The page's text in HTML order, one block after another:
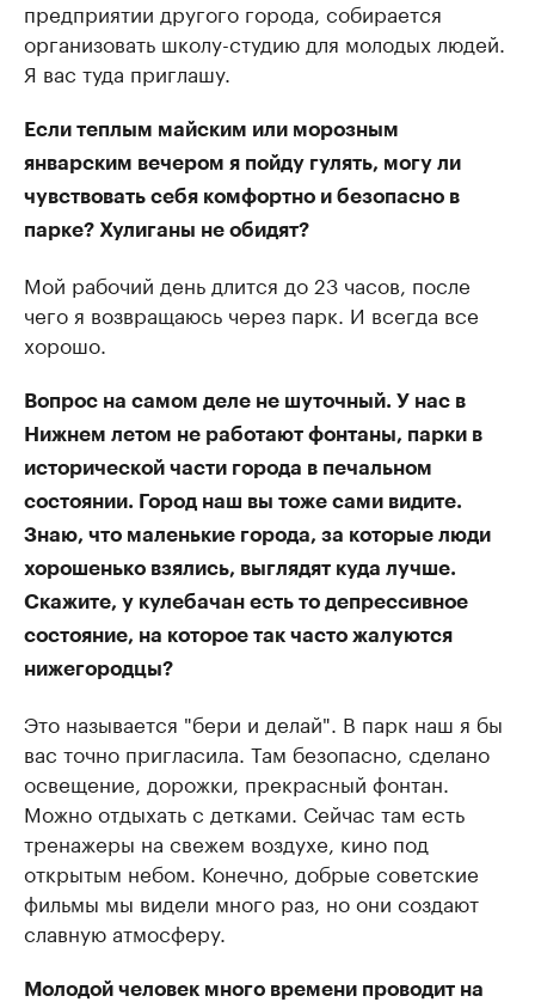
предприятии другого города, собирается
организовать школу-студию для молодых людей.
Я вас туда приглашу.
Если теплым майским или морозным
январским вечером я пойду гулять, могу ли
чувствовать себя комфортно и безопасно в
парке? Хулиганы не обидят?
Мой рабочий день длится до 23 часов, после
чего я возвращаюсь через парк. И всегда все
хорошо.
Вопрос на самом деле не шуточный. У нас в
Нижнем летом не работают фонтаны, парки в
исторической части города в печальном
состоянии. Город наш вы тоже сами видите.
Знаю, что маленькие города, за которые люди
хорошенько взялись, выглядят куда лучше.
Скажите, у кулебачан есть то депрессивное
состояние, на которое так часто жалуются
нижегородцы?
Это называется "бери и делай". В парк наш я бы
вас точно пригласила. Там безопасно, сделано
освещение, дорожки, прекрасный фонтан.
Можно отдыхать с детками. Сейчас там есть
тренажеры на свежем воздухе, кино под
открытым небом. Конечно, добрые советские
фильмы мы видели много раз, но они создают
славную атмосферу.
Молодой человек много времени проводит на